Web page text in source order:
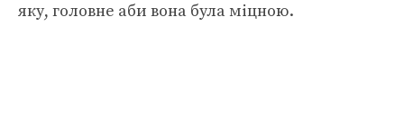
яку, головне аби вона була міцною.